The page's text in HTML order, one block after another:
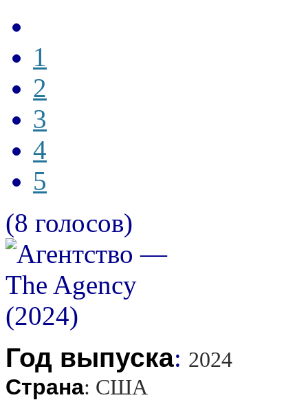
1
2
3
4
5
(8 голосов)
Год выпуска: 2024
Страна: США